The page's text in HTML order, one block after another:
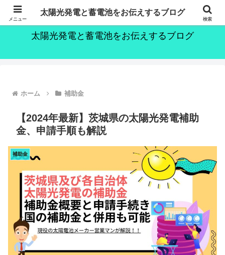
～持続可能な社会の実現のために～
太陽光発電と蓄電池をお伝えするブログ
ホーム 補助金
【2024年最新】茨城県の太陽光発電補助
金、申請手順も解説
補助金
メニュー
太陽光発電と蓄電池をお伝えするブログ
検索